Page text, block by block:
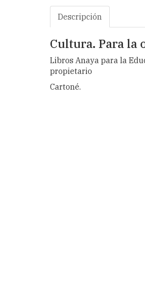
Descripción
Cultura. Para la
Libros Anaya para la
propietario
Cartoné.